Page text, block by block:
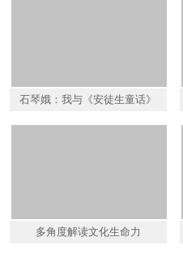
石琴娥：我与《安徒生童话》
多角度解读文化生命力